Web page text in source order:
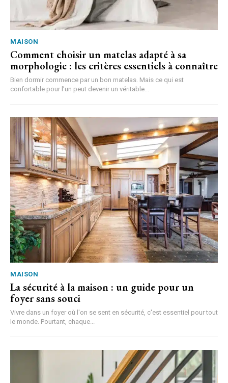
MAISON
Comment choisir un matelas adapté à sa
morphologie : les critères essentiels à connaître
Bien dormir commence par un bon matelas. Mais ce qui est
confortable pour l’un peut devenir un véritable...
MAISON
La sécurité à la maison : un guide pour un
foyer sans souci
Vivre dans un foyer où l'on se sent en sécurité, c'est essentiel pour tout
le monde. Pourtant, chaque...